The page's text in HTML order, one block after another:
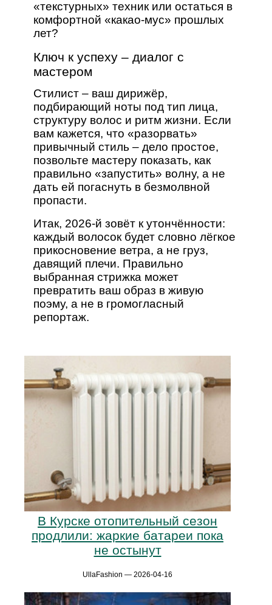
«текстурных» техник или остаться в
комфортной «какао‑мус» прошлых
лет?
Ключ к успеху – диалог с
мастером
Стилист – ваш дирижёр,
подбирающий ноты под тип лица,
структуру волос и ритм жизни. Если
вам кажется, что «разорвать»
привычный стиль – дело простое,
позвольте мастеру показать, как
правильно «запустить» волну, а не
дать ей погаснуть в безмолвной
пропасти.
Итак, 2026‑й зовёт к утончённости:
каждый волосок будет словно лёгкое
прикосновение ветра, а не груз,
давящий плечи. Правильно
выбранная стрижка может
превратить ваш образ в живую
поэму, а не в громогласный
репортаж.
В Курске отопительный сезон
продлили: жаркие батареи пока
не остынут
UllaFashion — 2026-04-16